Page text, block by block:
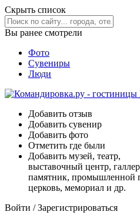
Скрыть список
Вы ранее смотрели
Фото
Сувениры
Люди
Добавить отзыв
Добавить сувенир
Добавить фото
Отметить где были
Добавить музей, театр,
выставочный центр,
памятник, промышленной
церковь, мемориал и др.
Войти /Зарегистрироваться